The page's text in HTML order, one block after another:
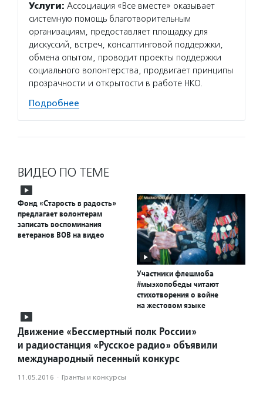
Услуги: Ассоциация «Все вместе» оказывает
системную помощь благотворительным
организациям, предоставляет площадку для
дискуссий, встреч, консалтинговой поддержки,
обмена опытом, проводит проекты поддержки
социального волонтерства, продвигает принципы
прозрачности и открытости в работе НКО.
Подробнее
ВИДЕО ПО ТЕМЕ
Фонд «Старость в радость»
предлагает волонтерам
записать воспоминания
ветеранов ВОВ на видео
Участники флешмоба
#мыэхопобеды читают
стихотворения о войне
на жестовом языке
Движение «Бессмертный полк России»
и радиостанция «Русское радио» объявили
международный песенный конкурс
11.05.2016 · Гранты и конкурсы